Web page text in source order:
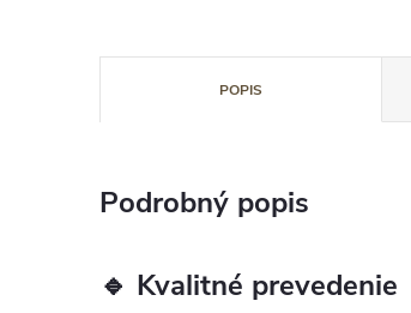
POPIS
Podrobný popis
🔹 Kvalitné prevedenie